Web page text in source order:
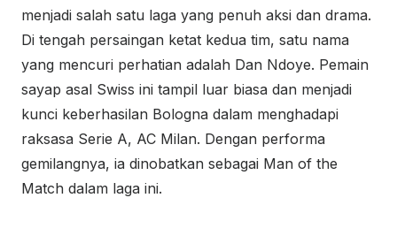
menjadi salah satu laga yang penuh aksi dan drama.
Di tengah persaingan ketat kedua tim, satu nama
yang mencuri perhatian adalah Dan Ndoye. Pemain
sayap asal Swiss ini tampil luar biasa dan menjadi
kunci keberhasilan Bologna dalam menghadapi
raksasa Serie A, AC Milan. Dengan performa
gemilangnya, ia dinobatkan sebagai Man of the
Match dalam laga ini.